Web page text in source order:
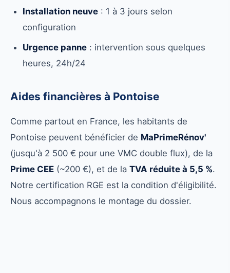
Installation neuve : 1 à 3 jours selon
configuration
Urgence panne : intervention sous quelques
heures, 24h/24
Aides financières à Pontoise
Comme partout en France, les habitants de
Pontoise peuvent bénéficier de MaPrimeRénov'
(jusqu'à 2 500 € pour une VMC double flux), de la
Prime CEE (~200 €), et de la TVA réduite à 5,5 %.
Notre certification RGE est la condition d'éligibilité.
Nous accompagnons le montage du dossier.